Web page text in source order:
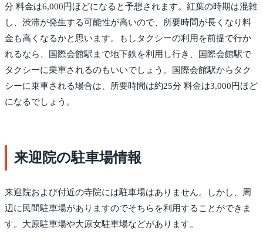
分 料金は6,000円ほどになると予想されます。紅葉の時期は混雑
し、渋滞が発生する可能性が高いので、所要時間が長くなり料
金も高くなるかと思います。もしタクシーの利用を前提で行か
れるなら、国際会館駅まで地下鉄を利用し行き、国際会館駅で
タクシーに乗車されるのもいいでしょう。国際会館駅からタク
シーに乗車される場合は、所要時間は約25分 料金は3,000円ほど
になるでしょう。
来迎院の駐車場情報
来迎院および付近の寺院には駐車場はありません。しかし、周
辺に民間駐車場がありますのでそちらを利用することができま
す。大原駐車場や大原女駐車場などがあります。